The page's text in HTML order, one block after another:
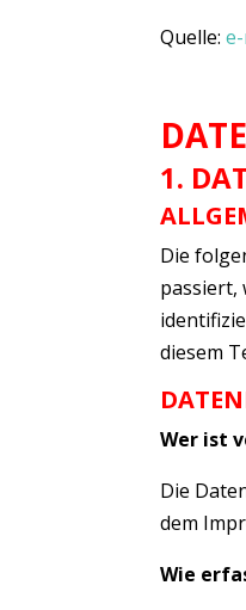
Quelle:
1.
Die
passiert,
diesem
Wer ist
Die
dem
Wie